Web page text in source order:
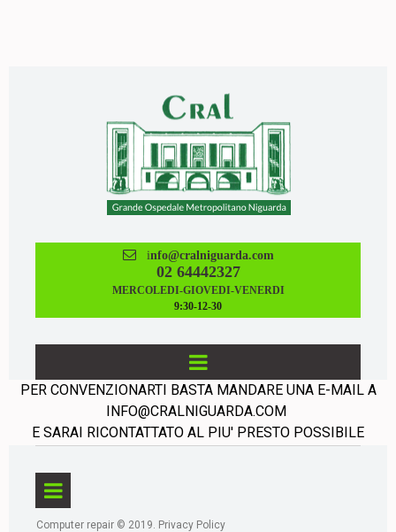
 info@cralniguarda.com
02 64442327
MERCOLEDI-GIOVEDI-VENERDI
9:30-12-30
PER CONVENZIONARTI BASTA MANDARE UNA E-MAIL A
INFO@CRALNIGUARDA.COM
E SARAI RICONTATTATO AL PIU' PRESTO POSSIBILE
Computer repair © 2019. Privacy Policy